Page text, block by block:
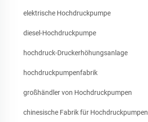
elektrische Hochdruckpumpe
diesel-Hochdruckpumpe
hochdruck-Druckerhöhungsanlage
hochdruckpumpenfabrik
großhändler von Hochdruckpumpen
chinesische Fabrik für Hochdruckpumpen